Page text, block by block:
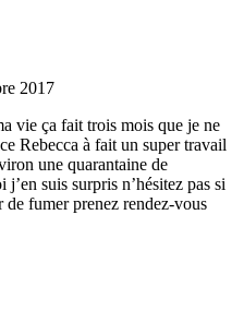
2017
vie ça fait trois mois que je ne
Rebecca à fait un super travail
une quarantaine de
suis surpris n’hésitez pas si
fumer prenez rendez-vous